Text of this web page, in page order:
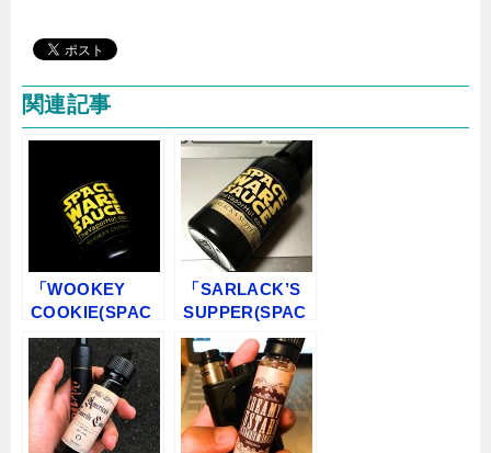
関連記事
「WOOKEY
COOKIE(SPAC
E WARS
SAUCE) by The
VaporHut」
VAPEリキッドレ
ビュー
「SARLACK’S
SUPPER(SPAC
E WARS
SAUCE) by The
VaporHut」
VAPEリキッドレ
ビュー